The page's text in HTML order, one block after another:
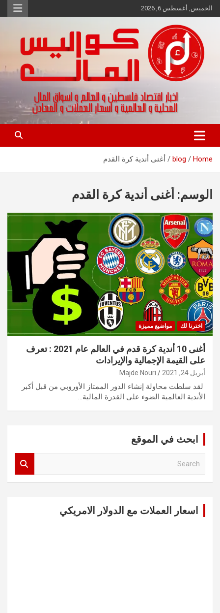
Skip
to
الخميس, أغسطس 6, 2026
كواليس المال
اخبار اقتصاد فلسطين و العالم و تقارير اسواق المال و العملات
Home
blog أغنى أندية كرة القدم
الوسم: أغنى أندية كرة القدم
اخترنا لك مواضيع مميزة
أغنى 10 أندية كرة قدم في العالم عام 2021 : تعرف
على القيمة الإجمالية والإيرادات
أبريل 24, 2021 Majde Nouri
لقد سلطت محاولة إنشاء الدور الممتاز الأوروبي من قبل أكبر
الأندية العالمية الضوء على القدرة المالية…
ابحث في الموقع
اسعار العملات مع الدولار الامريكي